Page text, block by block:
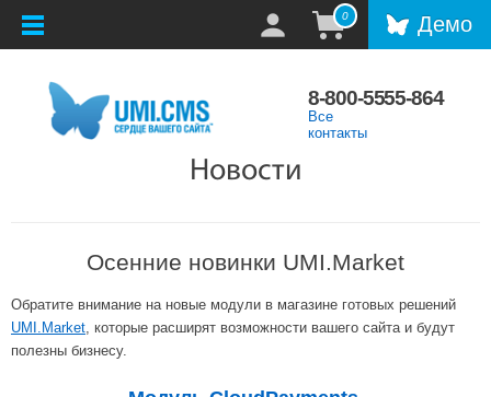
0 Демо
8-800-5555-864
Все
контакты
Новости
Осенние новинки UMI.Market
Обратите внимание на новые модули в магазине готовых решений
UMI.Market, которые расширят возможности вашего сайта и будут
полезны бизнесу.